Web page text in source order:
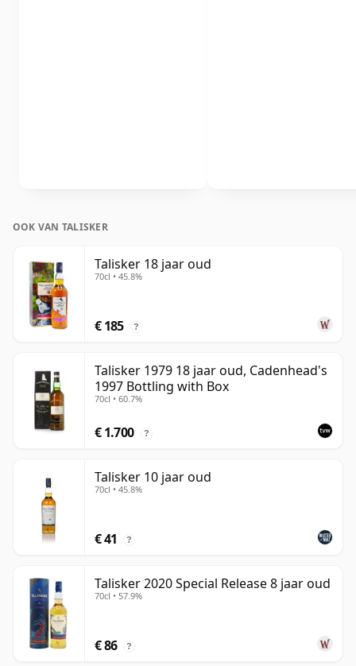
OOK VAN TALISKER
Talisker 18 jaar oud
70cl • 45.8%
€ 185 ?
Talisker 1979 18 jaar oud, Cadenhead's
1997 Bottling with Box
70cl • 60.7%
€ 1.700 ?
Talisker 10 jaar oud
70cl • 45.8%
€ 41 ?
Talisker 2020 Special Release 8 jaar oud
70cl • 57.9%
€ 86 ?